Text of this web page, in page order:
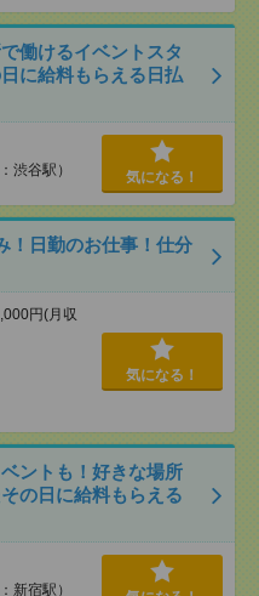
働けるイベントスタ
に給料もらえる日払
渋谷駅） 気になる！
！日勤のお仕事！仕分
円(月収
気になる！
ントも！好きな場所
の日に給料もらえる
新宿駅）